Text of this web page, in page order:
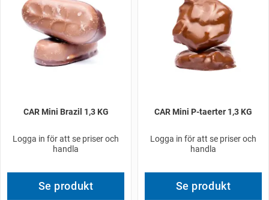
CAR Mini Brazil 1,3 KG
Logga in för att se priser och
handla
Se produkt
CAR Mini P-taerter 1,3 KG
Logga in för att se priser och
handla
Se produkt